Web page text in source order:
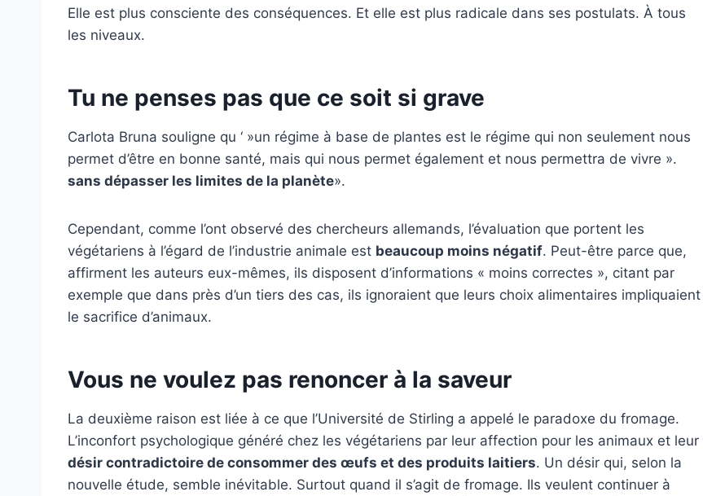
Elle est plus consciente des conséquences. Et elle est plus radicale dans ses postulats. À tous
les niveaux.
Tu ne penses pas que ce soit si grave
Carlota Bruna souligne qu ‘ »un régime à base de plantes est le régime qui non seulement nous
permet d’être en bonne santé, mais qui nous permet également et nous permettra de vivre ».
sans dépasser les limites de la planète».
Cependant, comme l’ont observé des chercheurs allemands, l’évaluation que portent les
végétariens à l’égard de l’industrie animale est beaucoup moins négatif. Peut-être parce que,
affirment les auteurs eux-mêmes, ils disposent d’informations « moins correctes », citant par
exemple que dans près d’un tiers des cas, ils ignoraient que leurs choix alimentaires impliquaient
le sacrifice d’animaux.
Vous ne voulez pas renoncer à la saveur
La deuxième raison est liée à ce que l’Université de Stirling a appelé le paradoxe du fromage.
L’inconfort psychologique généré chez les végétariens par leur affection pour les animaux et leur
désir contradictoire de consommer des œufs et des produits laitiers. Un désir qui, selon la
nouvelle étude, semble inévitable. Surtout quand il s’agit de fromage. Ils veulent continuer à